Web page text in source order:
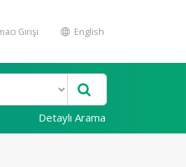
Girişi English
Detaylı Arama